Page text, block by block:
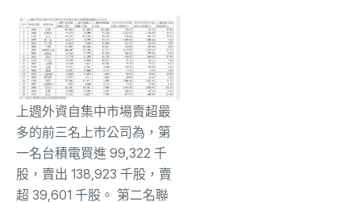
上週外資自集中市場賣超最
多的前三名上市公司為，第
一名台積電買進 99,322 千
股，賣出 138,923 千股，賣
超 39,601 千股。 第二名聯